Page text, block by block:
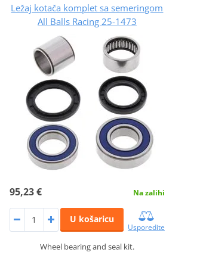
Ležaj kotača komplet sa semeringom
All Balls Racing 25-1473
95,23 € Na zalihi
U košaricu
Usporedite
Wheel bearing and seal kit.